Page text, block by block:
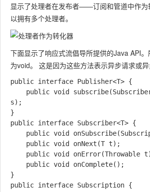
显示了处理者在发布者——订阅和管道中作为
以拥有多个处理者。
下面显示了响应式流倡导所提供的Java API
为void。 这是因为这些方法表示异步请求或异
public interface Publisher<T> {
s);
}
public interface Subscriber<T> {
}
public interface Subscription {